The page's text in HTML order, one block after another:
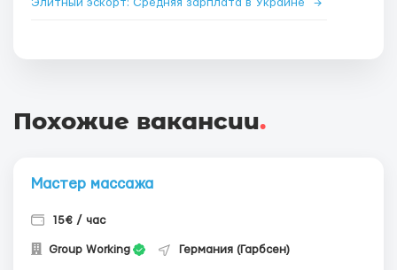
Элитный эскорт: Средняя зарплата в Украине →
Похожие вакансии.
Мастер массажа
15€ / час
Group Working Германия (Гарбсен)